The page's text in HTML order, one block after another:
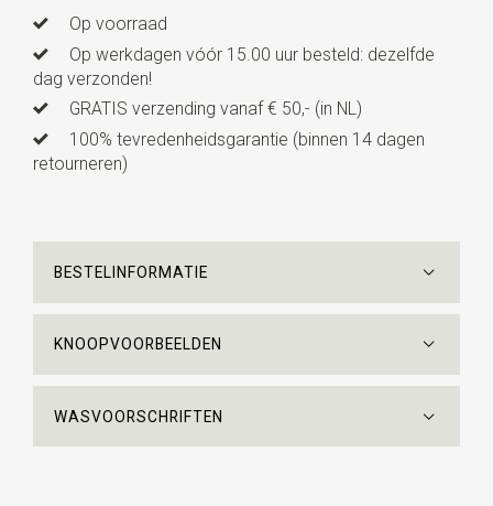
Op voorraad
Op werkdagen vóór 15.00 uur besteld: dezelfde
dag verzonden!
GRATIS verzending vanaf € 50,- (in NL)
100% tevredenheidsgarantie (binnen 14 dagen
retourneren)
BESTELINFORMATIE
KNOOPVOORBEELDEN
WASVOORSCHRIFTEN